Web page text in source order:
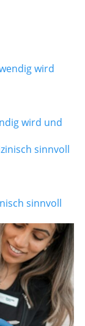
wird und
sinnvoll